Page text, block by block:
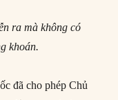
ra mà không có
khoán.
đã cho phép Chủ